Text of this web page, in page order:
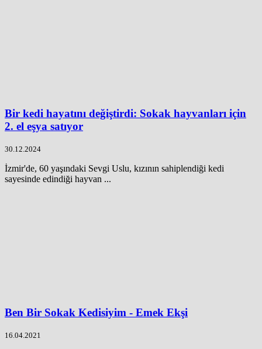
Bir kedi hayatını değiştirdi: Sokak hayvanları için
2. el eşya satıyor
30.12.2024
İzmir'de, 60 yaşındaki Sevgi Uslu, kızının sahiplendiği kedi
sayesinde edindiği hayvan ...
Ben Bir Sokak Kedisiyim - Emek Ekşi
16.04.2021